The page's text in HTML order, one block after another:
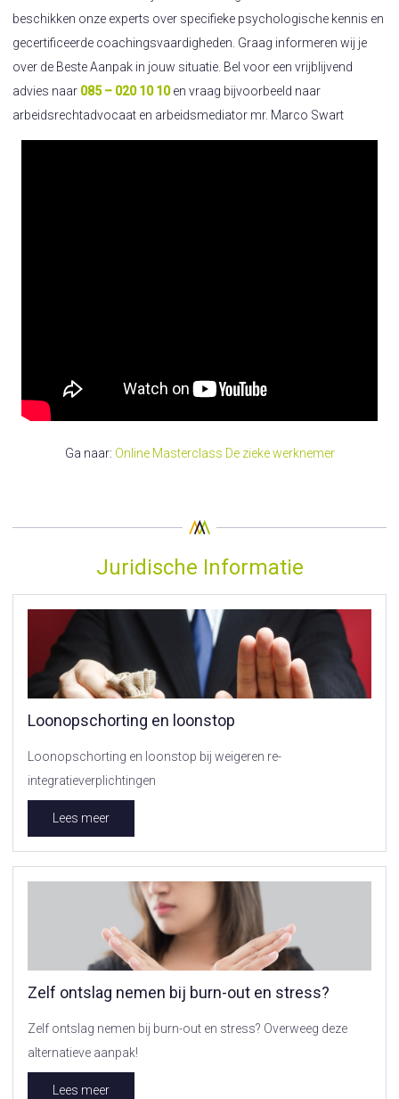
beschikken onze experts over specifieke psychologische kennis en
gecertificeerde coachingsvaardigheden. Graag informeren wij je
over de Beste Aanpak in jouw situatie. Bel voor een vrijblijvend
advies naar 085 – 020 10 10en vraag bijvoorbeeld naar
arbeidsrechtadvocaat en arbeidsmediator mr. Marco Swart
Ga naar: Online Masterclass De zieke werknemer
Juridische Informatie
Loonopschorting en loonstop
Loonopschorting en loonstop bij weigeren re-
integratieverplichtingen
Lees meer
Zelf ontslag nemen bij burn-out en stress?
Zelf ontslag nemen bij burn-out en stress? Overweeg deze
alternatieve aanpak!
Lees meer